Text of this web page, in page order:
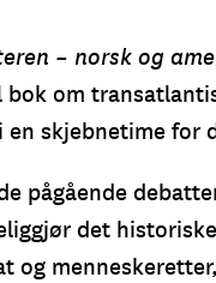
– norsk og
om
skjebnetime for
pågående
det